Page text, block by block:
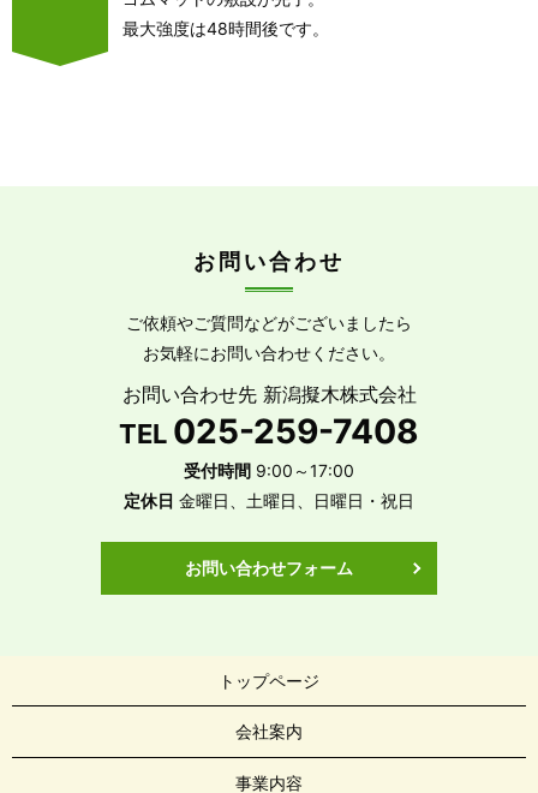
最大強度は48時間後です。
お問い合わせ
ご依頼やご質問などがございましたら
お気軽にお問い合わせください。
お問い合わせ先 新潟擬木株式会社
TEL 025-259-7408
受付時間 9:00～17:00
定休日 金曜日、土曜日、日曜日・祝日
お問い合わせフォーム
トップページ
会社案内
事業内容